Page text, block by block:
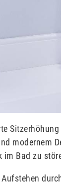
modernem
im Bad zu